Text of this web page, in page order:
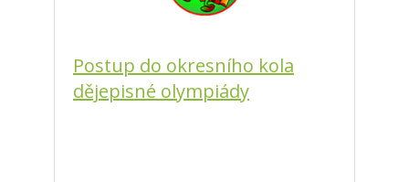
Postup do okresního kola
dějepisné olympiády